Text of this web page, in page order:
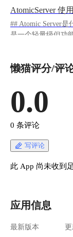
## Atomic Server是什么 简单来说，
是一个轻量级但功
持实时数据同步（
https://
ycat.app.atomic ## 上手指南 应用安装完成后，打
开就是功能区页面。 ![image.png](https://lzc-
e84f-460b-848a-
先配置一个密钥，
择接受新用户 ![image.png](https://lzc-playground-
懒猫评分/评
0.0
0 条评论
写评论
此 App 尚未收到
应用信息
最新版本